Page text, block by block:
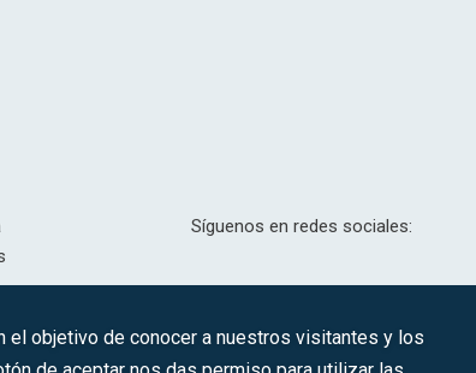
Síguenos en redes sociales:
el objetivo de conocer a nuestros visitantes y los